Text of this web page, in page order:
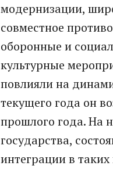
модернизации,
совместное
оборонные и
культурные
повлияли на
текущего года он
прошлого года. На
государства,
интеграции в